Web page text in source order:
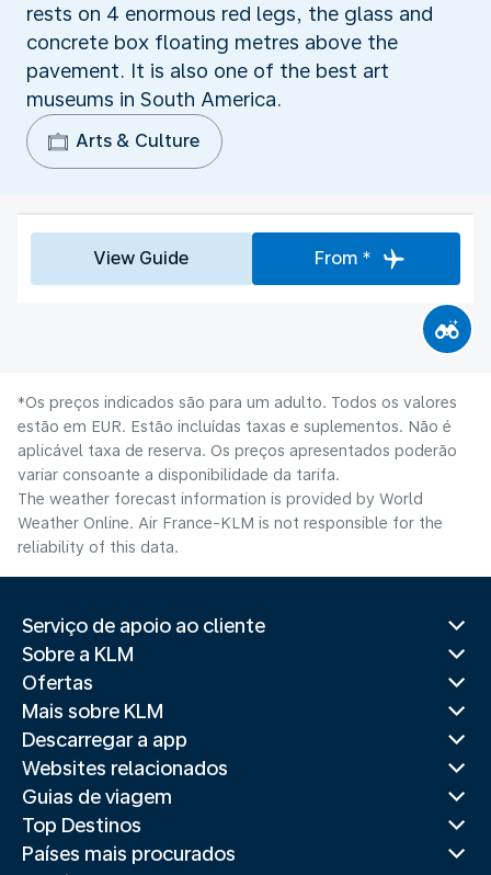
rests on 4 enormous red legs, the glass and
concrete box floating metres above the
pavement. It is also one of the best art
museums in South America.
Arts & Culture
View Guide From *
*Os preços indicados são para um adulto. Todos os valores
estão em EUR. Estão incluídas taxas e suplementos. Não é
aplicável taxa de reserva. Os preços apresentados poderão
variar consoante a disponibilidade da tarifa.
The weather forecast information is provided by World
Weather Online. Air France-KLM is not responsible for the
reliability of this data.
Serviço de apoio ao cliente
Sobre a KLM
Ofertas
Mais sobre KLM
Descarregar a app
Websites relacionados
Guias de viagem
Top Destinos
Países mais procurados